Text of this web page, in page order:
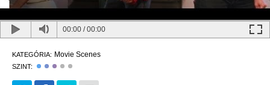
00:00 /00:00
KATEGÓRIA: Movie Scenes
SZINT: